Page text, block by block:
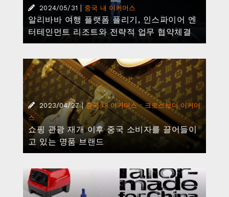
2024/05/31 | 중국 내 이커머스
알리바바 여행 플랫폼 플리기, 인스파이어 엔
터테인먼트 리조트와 전략적 업무 협약체결
2023/04/27 | 중국 내 이커머스·크로스보더 이커머
스
쇼핑 관광 재개 이후 중국 소비자를 끌어들이
고 있는 명품 브랜드